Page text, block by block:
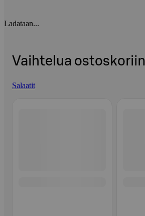
Ladataan...
Vaihtelua ostoskoriin
Salaatit